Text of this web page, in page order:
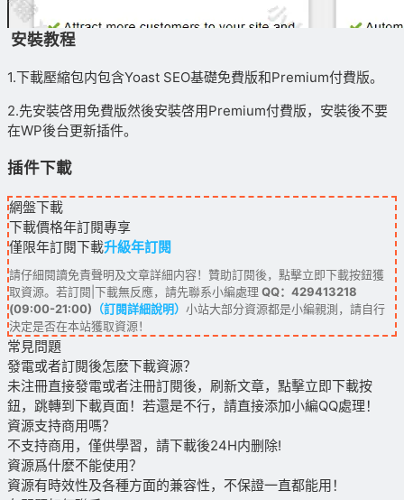
安裝教程
1.下載壓縮包内包含Yoast SEO基礎免費版和Premium付費版。
2.先安裝啓用免費版然後安裝啓用Premium付費版，安裝後不要
在WP後台更新插件。
插件下載
網盤下載
下載價格年訂閱專享
僅限年訂閱下載升級年訂閱
請仔細閱讀免責聲明及文章詳細内容！贊助訂閱後，點擊立即下載按鈕獲
取資源。若訂閱|下載無反應，請先聯系小編處理 QQ：429413218
(09:00-21:00) （訂閱詳細說明） 小站大部分資源都是小編親測，請自行
決定是否在本站獲取資源！
常見問題
發電或者訂閱後怎麽下載資源？
未注冊直接發電或者注冊訂閱後，刷新文章，點擊立即下載按
鈕，跳轉到下載頁面！若還是不行，請直接添加小編QQ處理！
資源支持商用嗎？
不支持商用，僅供學習，請下載後24H内删除!
資源爲什麽不能使用？
資源有時效性及各種方面的兼容性，不保證一直都能用！